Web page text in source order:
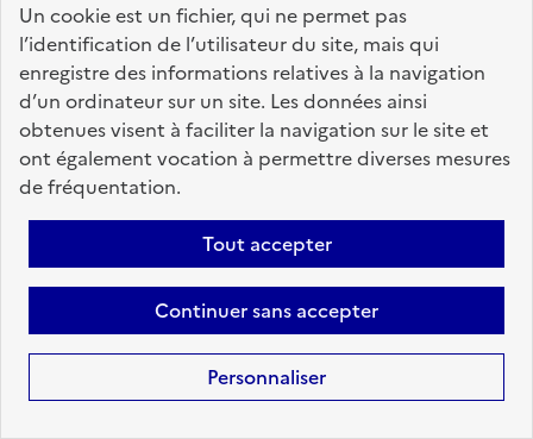
Un cookie est un fichier, qui ne permet pas
l’identification de l’utilisateur du site, mais qui
enregistre des informations relatives à la navigation
d’un ordinateur sur un site. Les données ainsi
obtenues visent à faciliter la navigation sur le site et
ont également vocation à permettre diverses mesures
de fréquentation.
Tout accepter
Continuer sans accepter
Personnaliser
Précédent 1 157 158
159
160
161 162 163
200
Suivant
Aller à la page
Téléchargez dès à